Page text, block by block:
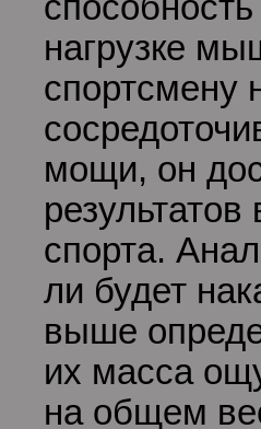
нагрузке
спортсмену
мощи, он
спорта.
ли будет
выше
их масса
на общем